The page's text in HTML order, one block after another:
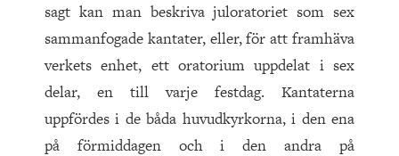
sagt kan man beskriva juloratoriet som sex
sammanfogade kantater, eller, för att framhäva
verkets enhet, ett oratorium uppdelat i sex
delar, en till varje festdag. Kantaterna
uppfördes i de båda huvudkyrkorna, i den ena
på förmiddagen och i den andra på